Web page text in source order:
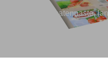
für Tomatenpaste,